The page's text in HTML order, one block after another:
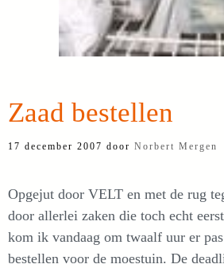
Zaad bestellen
17 december 2007 door Norbert Mergen
Opgejut door VELT en met de rug
door allerlei zaken die toch echt
kom ik vandaag om twaalf uur er
bestellen voor de moestuin. De